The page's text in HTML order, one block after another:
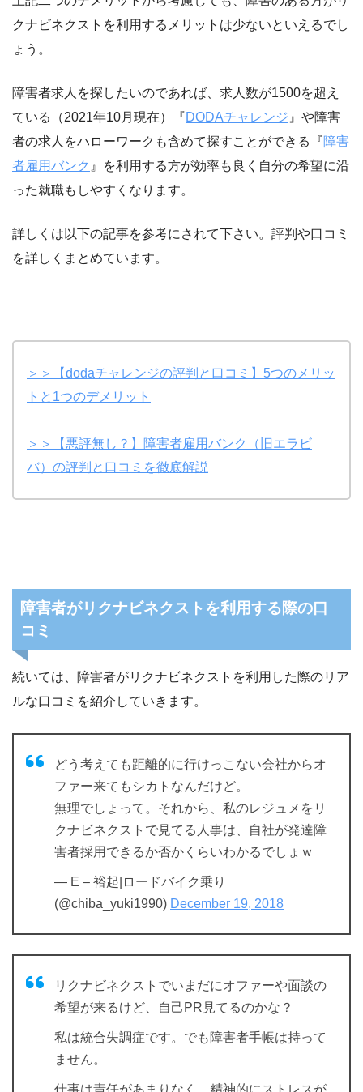
クナビネクストを利用するメリットは少ないといえるでし
ょう。
障害者求人を探したいのであれば、求人数が1500を超え
ている（2021年10月現在）『DODAチャレンジ 』や障害
者の求人をハローワークも含めて探すことができる『障害
者雇用バンク 』を利用する方が効率も良く自分の希望に沿
った就職もしやすくなります。
詳しくは以下の記事を参考にされて下さい。評判や口コミ
を詳しくまとめています。
＞＞【dodaチャレンジの評判と口コミ】5つのメリッ
トと1つのデメリット
＞＞【悪評無し？】障害者雇用バンク（旧エラビ
バ）の評判と口コミを徹底解説
障害者がリクナビネクストを利用する際の口
コミ
続いては、障害者がリクナビネクストを利用した際のリア
ルな口コミを紹介していきます。
どう考えても距離的に行けっこない会社からオ
ファー来てもシカトなんだけど。
無理でしょって。それから、私のレジュメをリ
クナビネクストで見てる人事は、自社が発達障
害者採用できるか否かくらいわかるでしょｗ
— E – 裕起|ロードバイク乗り
(@chiba_yuki1990) December 19, 2018
リクナビネクストでいまだにオファーや面談の
希望が来るけど、自己PR見てるのかな？
私は統合失調症です。でも障害者手帳は持って
ません。